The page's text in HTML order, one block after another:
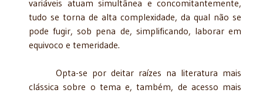
variáveis atuam simultânea e concomitantemente,
tudo se torna de alta complexidade, da qual não se
pode fugir, sob pena de, simplificando, laborar em
equivoco e temeridade.
Opta-se por deitar raízes na literatura mais
clássica sobre o tema e, também, de acesso mais